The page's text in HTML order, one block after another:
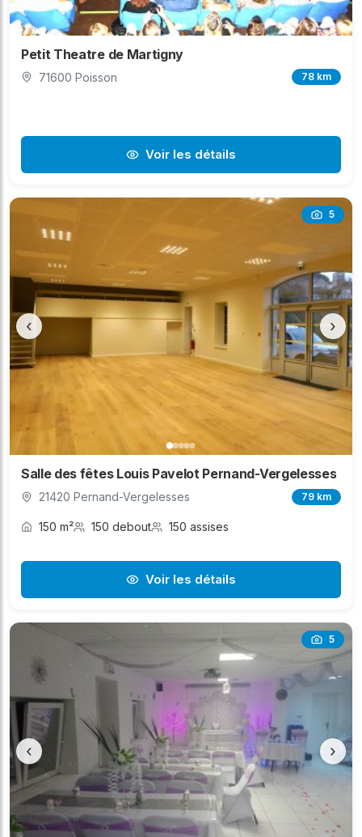
Petit Theatre de Martigny
71600 Poisson 78 km
Voir les détails
5
‹ ›
Salle des fêtes Louis Pavelot Pernand-Vergelesses
21420 Pernand-Vergelesses 79 km
150 m² 150 debout 150 assises
Voir les détails
5
‹ ›